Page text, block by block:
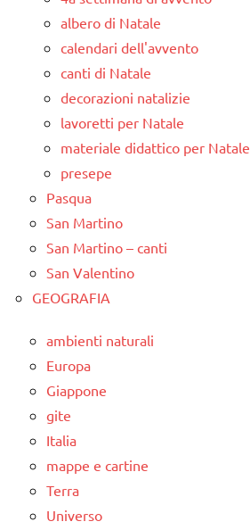
albero di Natale
calendari dell'avvento
canti di Natale
decorazioni natalizie
lavoretti per Natale
materiale didattico per Natale
presepe
Pasqua
San Martino
San Martino – canti
San Valentino
GEOGRAFIA
ambienti naturali
Europa
Giappone
gite
Italia
mappe e cartine
Terra
Universo